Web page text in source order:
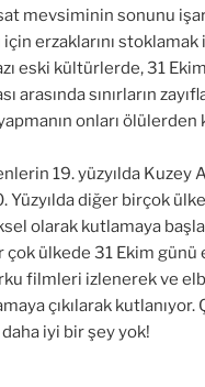
mevsiminin sonunu
için erzaklarını stoklamak
eski kültürlerde, 31
arasında sınırların
onları ölülerden
19. yüzyılda Kuzey
Yüzyılda diğer birçok
olarak kutlamaya
çok ülkede 31 Ekim günü
filmleri izlenerek ve
çıkılarak
iyi bir şey yok!